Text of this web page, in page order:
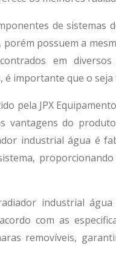
de sistemas
possuem a
em
é importante que o
pela JPX
vantagens do
industrial água é
industrial
com as
removíveis,